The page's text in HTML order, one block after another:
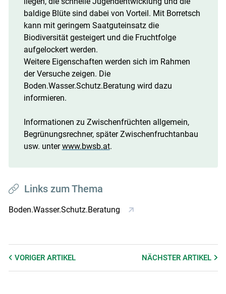
baldige Blüte sind dabei von Vorteil. Mit Borretsch
kann mit geringem Saatguteinsatz die
Biodiversität gesteigert und die Fruchtfolge
aufgelockert werden.
Weitere Eigenschaften werden sich im Rahmen
der Versuche zeigen. Die
Boden.Wasser.Schutz.Beratung wird dazu
informieren.
Informationen zu Zwischenfrüchten allgemein,
Begrünungsrechner, später Zwischenfruchtanbau
usw. unterwww.bwsb.at.
Links zum Thema
Boden.Wasser.Schutz.Beratung
VORIGER ARTIKEL NÄCHSTERARTIKEL